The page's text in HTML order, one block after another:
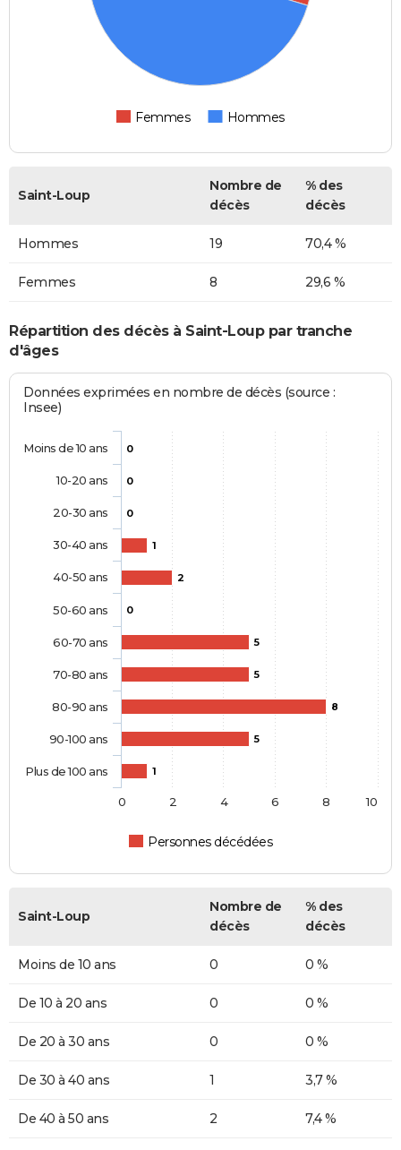
Femmes Hommes
Saint-Loup
Nombre de
décès
% des
décès
Hommes 19 70,4 %
Femmes 8 29,6 %
Répartition des décès à Saint-Loup par tranche
d'âges
Données exprimées en nombre de décès (source :
Insee)
0
0
0
1
2
0
5
5
8
5
1
Personnes décédées
Moins de 10 ans
10-20 ans
20-30 ans
30-40 ans
40-50 ans
50-60 ans
60-70 ans
70-80 ans
80-90 ans
90-100 ans
Plus de 100 ans
0 2 4 6 8 10
Saint-Loup
Nombre de
décès
% des
décès
Moins de 10 ans 0 0 %
De 10 à 20 ans 0 0 %
De 20 à 30 ans 0 0 %
De 30 à 40 ans 1 3,7 %
De 40 à 50 ans 2 7,4 %